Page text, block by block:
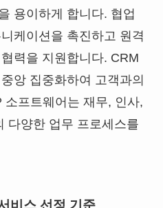
용이하게 합니다. 협업
케이션을 촉진하고 원격
력을 지원합니다. CRM
앙 집중화하여 고객과의
소프트웨어는 재무, 인사,
다양한 업무 프로세스를
비스 선정 기준